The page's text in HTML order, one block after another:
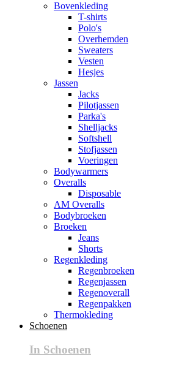
Bovenkleding
T-shirts
Polo's
Overhemden
Sweaters
Vesten
Hesjes
Jassen
Jacks
Pilotjassen
Parka's
Shelljacks
Softshell
Stofjassen
Voeringen
Bodywarmers
Overalls
Disposable
AM Overalls
Bodybroeken
Broeken
Jeans
Shorts
Regenkleding
Regenbroeken
Regenjassen
Regenoverall
Regenpakken
Thermokleding
Schoenen
In Schoenen